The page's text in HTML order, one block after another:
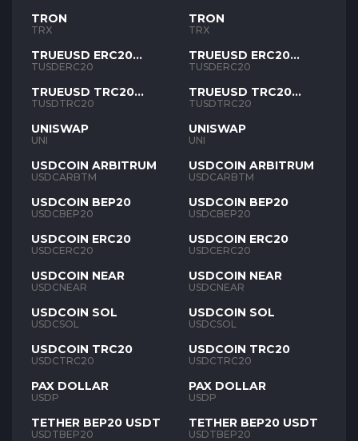
TRON
TRX
TRUEUSD ERC20
TUSD
TUSDERC20
TRUEUSD TRC20
TUSD
TUSDTRC20
UNISWAP
UNI
USDCOIN ARBITRUM
USDCARBTM
USDCOIN BEP20
USDCBEP20
USDCOIN ERC20
USDCERC20
USDCOIN NEAR
USDCNEAR
USDCOIN SOL
USDCSOL
USDCOIN TRC20
USDCTRC20
PAX DOLLAR
USDP
TETHER BEP20 USDT
USDTBEP20
TRON
TRX
TRUEUSD ERC20
TUSD
TUSDERC20
TRUEUSD TRC20
TUSD
TUSDTRC20
UNISWAP
UNI
USDCOIN ARBITRUM
USDCARBTM
USDCOIN BEP20
USDCBEP20
USDCOIN ERC20
USDCERC20
USDCOIN NEAR
USDCNEAR
USDCOIN SOL
USDCSOL
USDCOIN TRC20
USDCTRC20
PAX DOLLAR
USDP
TETHER BEP20 USDT
USDTBEP20